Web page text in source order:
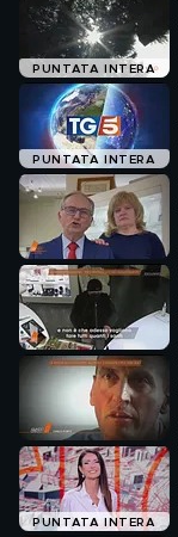
PUNTATA INTERA
PUNTATA INTERA
PUNTATA INTERA